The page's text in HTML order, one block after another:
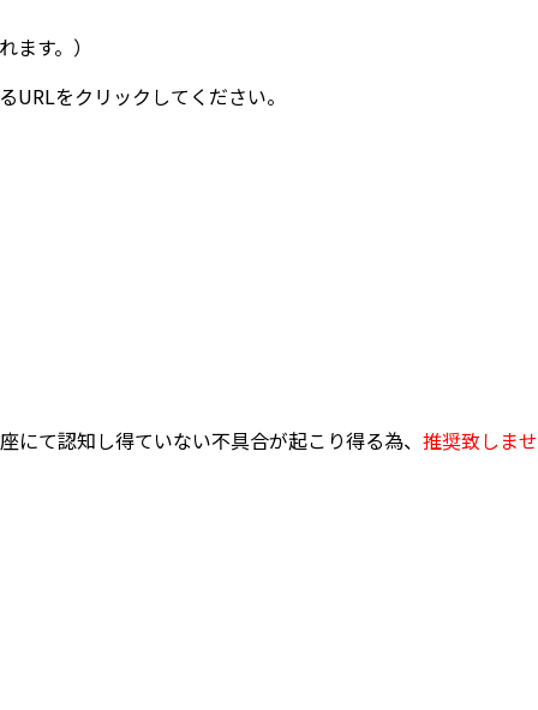
す。）
をクリックしてください。
にて認知し得ていない不具合が起こり得る為、 推奨致しませ